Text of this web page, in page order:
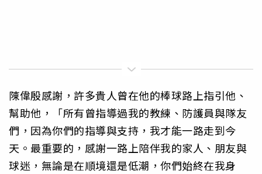
陳偉殷感謝，許多貴人曾在他的棒球路上指引他、
幫助他，「所有曾指導過我的教練、防護員與隊友
們，因為你們的指導與支持，我才能一路走到今
天。最重要的，感謝一路上陪伴我的家人、朋友與
球迷，無論是在順境還是低潮，你們始終在我身